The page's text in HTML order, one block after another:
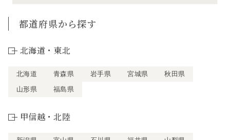
都道府県から探す
北海道・東北
北海道 青森県 岩手県 宮城県
秋田県
山形県
福島県
甲信越・北陸